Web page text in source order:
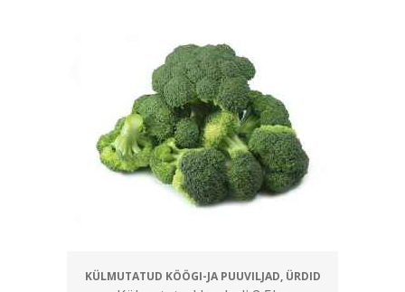
KÜLMUTATUD KÖÖGI-JA PUUVILJAD, ÜRDID